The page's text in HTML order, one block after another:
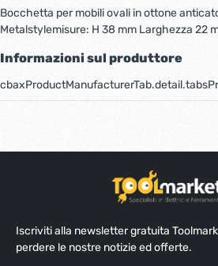
Bocchetta per mobili ovali in ottone
Metalstylemisure: H 38 mm Larghezza 22
Informazioni sul produttore
Iscriviti alla newsletter gratuita
perdere le nostre notizie ed offerte.